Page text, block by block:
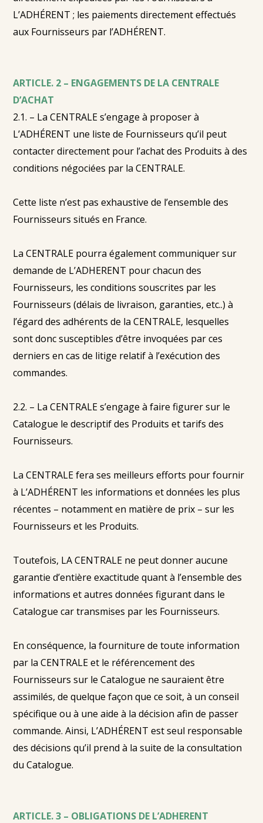
L’ADHÉRENT ; les paiements directement effectués
aux Fournisseurs par l’ADHÉRENT.
ARTICLE. 2 – ENGAGEMENTS DE LA CENTRALE
D’ACHAT
2.1. – La CENTRALE s’engage à proposer à
L’ADHÉRENT une liste de Fournisseurs qu’il peut
contacter directement pour l’achat des Produits à des
conditions négociées par la CENTRALE.
Cette liste n’est pas exhaustive de l’ensemble des
Fournisseurs situés en France.
La CENTRALE pourra également communiquer sur
demande de L’ADHERENT pour chacun des
Fournisseurs, les conditions souscrites par les
Fournisseurs (délais de livraison, garanties, etc..) à
l’égard des adhérents de la CENTRALE, lesquelles
sont donc susceptibles d’être invoquées par ces
derniers en cas de litige relatif à l’exécution des
commandes.
2.2. – La CENTRALE s’engage à faire figurer sur le
Catalogue le descriptif des Produits et tarifs des
Fournisseurs.
La CENTRALE fera ses meilleurs efforts pour fournir
à L’ADHÉRENT les informations et données les plus
récentes – notamment en matière de prix – sur les
Fournisseurs et les Produits.
Toutefois, LA CENTRALE ne peut donner aucune
garantie d’entière exactitude quant à l’ensemble des
informations et autres données figurant dans le
Catalogue car transmises par les Fournisseurs.
En conséquence, la fourniture de toute information
par la CENTRALE et le référencement des
Fournisseurs sur le Catalogue ne sauraient être
assimilés, de quelque façon que ce soit, à un conseil
spécifique ou à une aide à la décision afin de passer
commande. Ainsi, L’ADHÉRENT est seul responsable
des décisions qu’il prend à la suite de la consultation
du Catalogue.
ARTICLE. 3 – OBLIGATIONS DE L’ADHERENT